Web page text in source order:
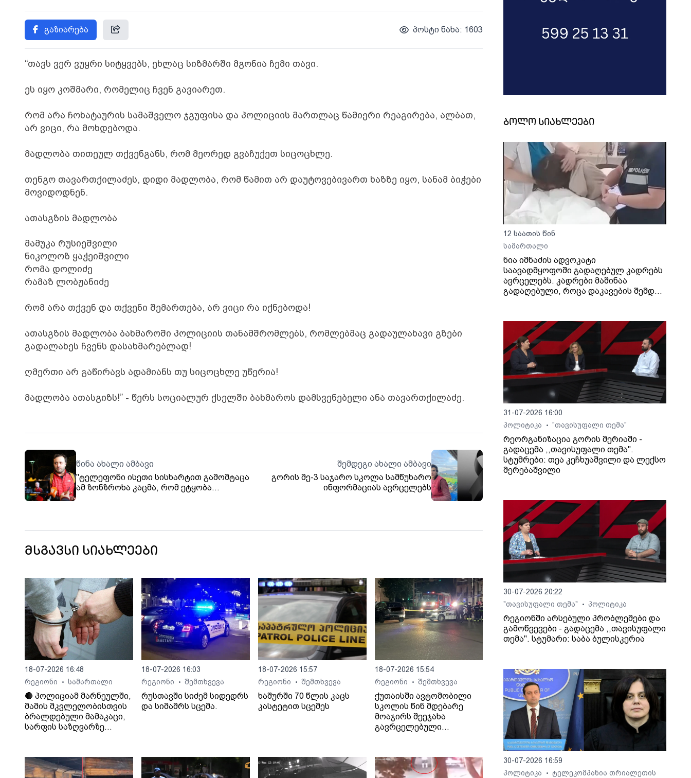
გაზიარება პოსტი ნახა: 1603
“თავს ვერ ვუყრი სიტყვებს, ეხლაც სიზმარში მგონია ჩემი თავი.
ეს იყო კოშმარი, რომელიც ჩვენ გავიარეთ.
რომ არა ჩოხატაურის სამაშველო ჯგუფისა და პოლიციის მართლაც წამიერი რეაგირება, ალბათ,
არ ვიცი, რა მოხდებოდა.
მადლობა თითეულ თქვენგანს, რომ მეორედ გვაჩუქეთ სიცოცხლე.
თენგო თავართქილაძეს, დიდი მადლობა, რომ წამით არ დაუტოვებივართ ხაზზე იყო, სანამ ბიჭები
მოვიდოდნენ.
ათასგზის მადლობა
მამუკა რუსიეშვილი
ნიკოლოზ ყაჭეიშვილი
რომა დოლიძე
რამაზ ლობჟანიძე
რომ არა თქვენ და თქვენი შემართება, არ ვიცი რა იქნებოდა!
ათასგზის მადლობა ბახმაროში პოლიციის თანამშრომლებს, რომლებმაც გადაულახავი გზები
გადალახეს ჩვენს დასახმარებლად!
ღმერთი არ გაწირავს ადამიანს თუ სიცოცხლე უწერია!
მადლობა ათასგიზს!” - წერს სოციალურ ქსელში ბახმაროს დამსვენებელი ანა თავართქილაძე.
წინა ახალი ამბავი
"ტელეფონი ისეთი სისხარტით გამომტაცა
ამ ზონზროხა კაცმა, რომ ეტყობა
დეტალებს განმარტავს
შემდეგი ახალი ამბავი
გორის მე-3 საჯარო სკოლა სამწუხარო
ინფორმაციას ავრცელებს
მსგავსი სიახლეები
18-07-2026 16:48
რეგიონი
• სამართალი
🔴 პოლიციამ მარნეულში,
მამის მკვლელობისთვის
ბრალდებული მამაკაცი,
სარფის საზღვარზე
18-07-2026 16:03
რეგიონი
• შემთხვევა
რუსთავში სიძემ სიდედრს
და სიმამრს სცემა.
18-07-2026 15:57
რეგიონი
• შემთხვევა
ხაშურში 70 წლის კაცს
კასტეტით სცემეს
18-07-2026 15:54
რეგიონი
• შემთხვევა
ქუთაისში ავტომობილი
სკოლის წინ მდებარე
მოაჯირს შეეჯახა
გავრცელებული
საჯარო სკოლასთან
მოხდა.
ბოლო სიახლეები
12 საათის წინ
სამართალი
ნია იმნაძის ადვოკატი
საავადმყოფოში გადაღებულ კადრებს
ავრცელებს. კადრები მაშინაა
გადაღებული, როცა დაკავების შემდეგ
31-07-2026 16:00
პოლიტიკა
• "თავისუფალი თემა"
რეორგანიზაცია გორის მერიაში -
გადაცემა ,,თავისუფალი თემა".
სტუმრები: თეა კეჩხუაშვილი და ლექსო
მერებაშვილი
30-07-2026 20:22
"თავისუფალი თემა"
• პოლიტიკა
რეგიონში არსებული პრობლემები და
გამოწვევები - გადაცემა ,,თავისუფალი
თემა". სტუმარი: საბა ბულისკერია
30-07-2026 16:59
პოლიტიკა
•
ტელეკომპანია თრიალეთის